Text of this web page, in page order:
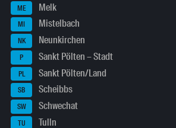
ME Melk
MI Mistelbach
NK Neunkirchen
P Sankt Pölten – Stadt
PL Sankt Pölten/Land
SB Scheibbs
SW Schwechat
TU Tulln